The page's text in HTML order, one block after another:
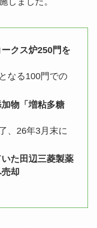
クス炉250門を
なる100門での
物「増粘多糖
、26年3月末に
た田辺三菱製薬
却